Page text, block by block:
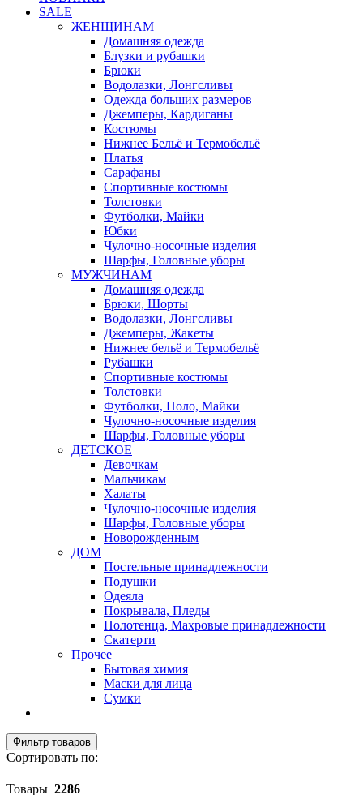
SALE
ЖЕНЩИНАМ
Домашняя одежда
Блузки и рубашки
Брюки
Водолазки, Лонгсливы
Одежда больших размеров
Джемперы, Кардиганы
Костюмы
Нижнее Бельё и Термобельё
Платья
Сарафаны
Спортивные костюмы
Толстовки
Футболки, Майки
Юбки
Чулочно-носочные изделия
Шарфы, Головные уборы
МУЖЧИНАМ
Домашняя одежда
Брюки, Шорты
Водолазки, Лонгсливы
Джемперы, Жакеты
Нижнее бельё и Термобельё
Рубашки
Спортивные костюмы
Толстовки
Футболки, Поло, Майки
Чулочно-носочные изделия
Шарфы, Головные уборы
ДЕТСКОЕ
Девочкам
Мальчикам
Халаты
Чулочно-носочные изделия
Шарфы, Головные уборы
Новорожденным
ДОМ
Постельные принадлежности
Подушки
Одеяла
Покрывала, Пледы
Полотенца, Махровые принадлежности
Скатерти
Прочее
Бытовая химия
Маски для лица
Сумки
Фильтр товаров
Сортировать по:
Товары 2286